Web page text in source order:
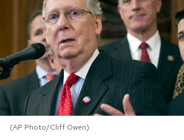
PODCAST
NEWSLETTER
I MIEI PREFERITI
(AP Photo/Cliff Owen)